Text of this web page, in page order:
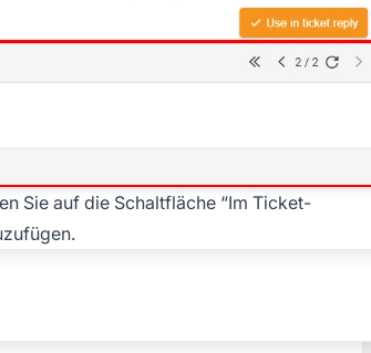
Sie auf die Schaltfläche “Im Ticket-